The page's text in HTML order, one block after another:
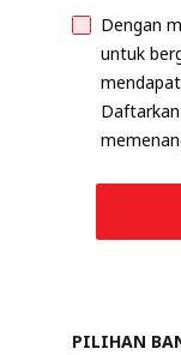
Dengan
untuk
PILIHAN